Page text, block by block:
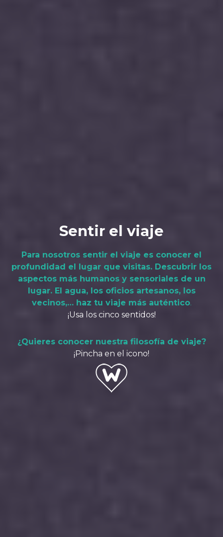
Sentir el viaje
Para nosotros sentir el viaje es conocer el
profundidad el lugar que visitas. Descubrir los
aspectos más humanos y sensoriales de un
lugar. El agua, los oficios artesanos, los
vecinos,… haz tu viaje más auténtico.
¡Usa los cinco sentidos!
¿Quieres conocer nuestra filosofía de viaje?
¡Pincha en el icono!